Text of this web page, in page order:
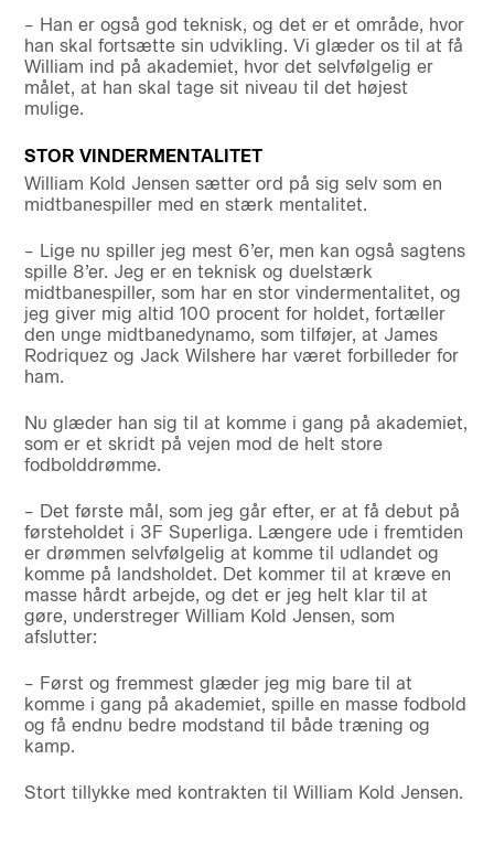
– Han er også god teknisk, og det er et område, hvor
han skal fortsætte sin udvikling. Vi glæder os til at få
William ind på akademiet, hvor det selvfølgelig er
målet, at han skal tage sit niveau til det højest
mulige.
STOR VINDERMENTALITET
William Kold Jensen sætter ord på sig selv som en
midtbanespiller med en stærk mentalitet.
– Lige nu spiller jeg mest 6’er, men kan også sagtens
spille 8’er. Jeg er en teknisk og duelstærk
midtbanespiller, som har en stor vindermentalitet, og
jeg giver mig altid 100 procent for holdet, fortæller
den unge midtbanedynamo, som tilføjer, at James
Rodriquez og Jack Wilshere har været forbilleder for
ham.
Nu glæder han sig til at komme i gang på akademiet,
som er et skridt på vejen mod de helt store
fodbolddrømme.
– Det første mål, som jeg går efter, er at få debut på
førsteholdet i 3F Superliga. Længere ude i fremtiden
er drømmen selvfølgelig at komme til udlandet og
komme på landsholdet. Det kommer til at kræve en
masse hårdt arbejde, og det er jeg helt klar til at
gøre, understreger William Kold Jensen, som
afslutter:
– Først og fremmest glæder jeg mig bare til at
komme i gang på akademiet, spille en masse fodbold
og få endnu bedre modstand til både træning og
kamp.
Stort tillykke med kontrakten til William Kold Jensen.